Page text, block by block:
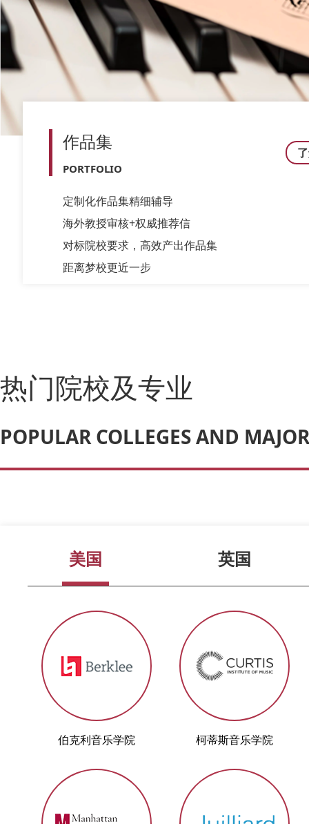
作品集
PORTFOLIO
定制化作品集精细辅导
海外教授审核+权威推荐信
对标院校要求，高效产出作品集
距离梦校更近一步
热门院校及专业
POPULAR COLLEGES AND
美国 英国
伯克利音乐学院 柯蒂斯音乐学院